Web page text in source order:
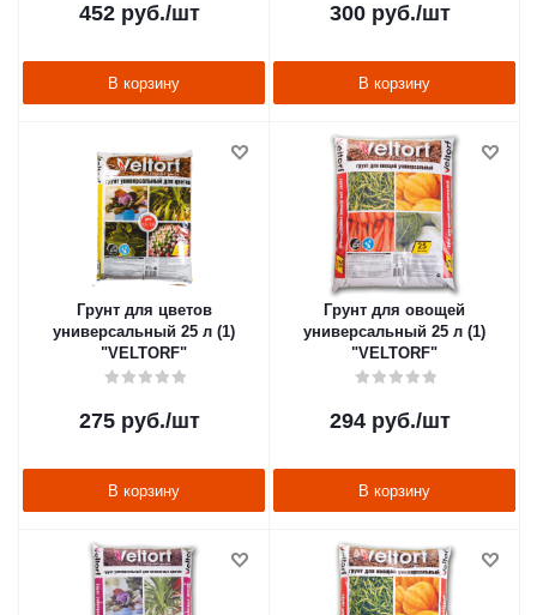
452 руб./шт
В корзину
300 руб./шт
В корзину
Грунт для цветов
универсальный 25 л (1)
"VELTORF"
275 руб./шт
В корзину
Грунт для овощей
универсальный 25 л (1)
"VELTORF"
294 руб./шт
В корзину